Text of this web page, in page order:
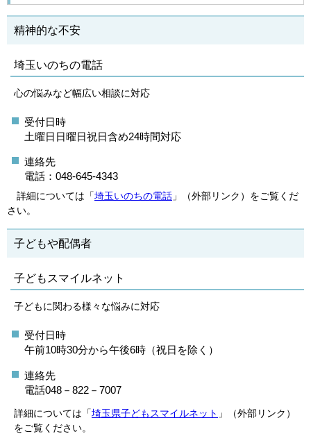
精神的な不安
埼玉いのちの電話
心の悩みなど幅広い相談に対応
受付日時
土曜日日曜日祝日含め24時間対応
連絡先
電話：048-645-4343
詳細については「埼玉いのちの電話 」（外部リンク）をご覧くだ
さい。
子どもや配偶者
子どもスマイルネット
子どもに関わる様々な悩みに対応
受付日時
午前10時30分から午後6時（祝日を除く）
連絡先
電話048－822－7007
詳細については「埼玉県子どもスマイルネット 」（外部リンク）
をご覧ください。